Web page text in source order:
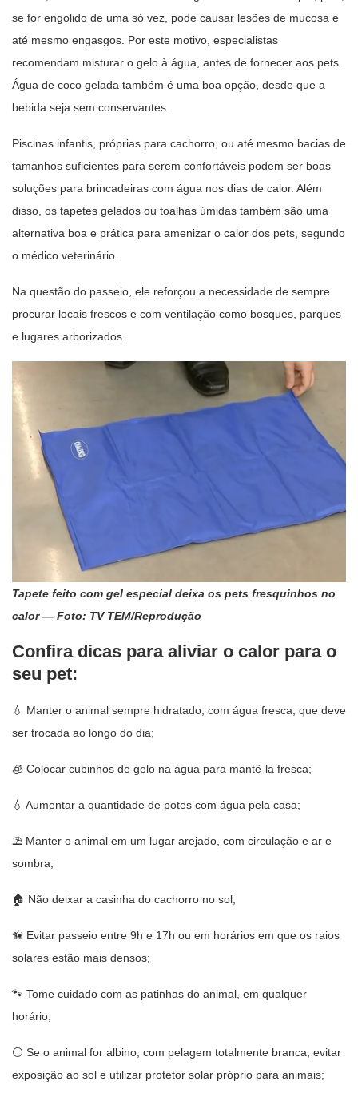
se for engolido de uma só vez, pode causar lesões de mucosa e
até mesmo engasgos. Por este motivo, especialistas
recomendam misturar o gelo à água, antes de fornecer aos pets.
Água de coco gelada também é uma boa opção, desde que a
bebida seja sem conservantes.
Piscinas infantis, próprias para cachorro, ou até mesmo bacias de
tamanhos suficientes para serem confortáveis podem ser boas
soluções para brincadeiras com água nos dias de calor. Além
disso, os tapetes gelados ou toalhas úmidas também são uma
alternativa boa e prática para amenizar o calor dos pets, segundo
o médico veterinário.
Na questão do passeio, ele reforçou a necessidade de sempre
procurar locais frescos e com ventilação como bosques, parques
e lugares arborizados.
Tapete feito com gel especial deixa os pets fresquinhos no
calor — Foto: TV TEM/Reprodução
Confira dicas para aliviar o calor para o
seu pet:
💧 Manter o animal sempre hidratado, com água fresca, que deve
ser trocada ao longo do dia;
🧊 Colocar cubinhos de gelo na água para mantê-la fresca;
💧 Aumentar a quantidade de potes com água pela casa;
⛱️ Manter o animal em um lugar arejado, com circulação e ar e
sombra;
🏠 Não deixar a casinha do cachorro no sol;
🦮 Evitar passeio entre 9h e 17h ou em horários em que os raios
solares estão mais densos;
🐾 Tome cuidado com as patinhas do animal, em qualquer
horário;
⚪ Se o animal for albino, com pelagem totalmente branca, evitar
exposição ao sol e utilizar protetor solar próprio para animais;